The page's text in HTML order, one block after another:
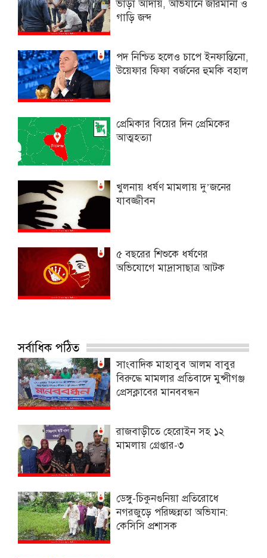
ভাড়া আদায়, অভিযানে জরিমানা ও
গাড়ি জব্দ
পদ নিশ্চিত হলেও চাপে ইনফান্তিনো,
উয়েফার ফিফা বর্জনের হুমকি বহাল
প্রেমিকার বিয়ের দিন প্রেমিকের
আত্মহত্যা
খুলনায় ধর্ষণ মামলায় দু’জনের
যাবজ্জীবন
৫ বছরের শিশুকে ধর্ষণের
অভিযোগে মাদ্রাসাছাত্র আটক
সর্বাধিক পঠিত
সাংবাদিক মাহাবুব আলম বাবুর
বিরুদ্ধে মামলার প্রতিবাদে মুন্সীগঞ্জ
প্রেসক্লাবের মানববন্ধন
রাজবাড়ীতে হেরোইন সহ ১২
মামলায় গ্রেপ্তার-৩
ডেঙ্গু-চিকুনগুনিয়া প্রতিরোধে
নগরজুড়ে পরিচ্ছন্নতা অভিযান:
কেসিসি প্রশাসক